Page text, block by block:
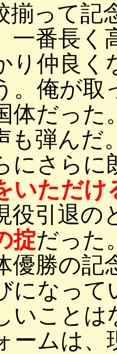
揃って記
一番長く
り仲良く
。俺が
体だった
も弾んだ
にさら
いただけ
役引退
掟だった
優勝の記
になって
いことは
ームは、